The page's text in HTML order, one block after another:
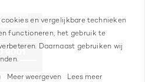
en vergelijkbare technieken
functioneren, het gebruik te
Daarnaast gebruiken wij
Meer weergeven Lees meer